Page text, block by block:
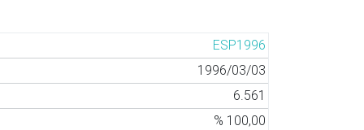
ESP1996
1996/03/03
6.561
% 100,00